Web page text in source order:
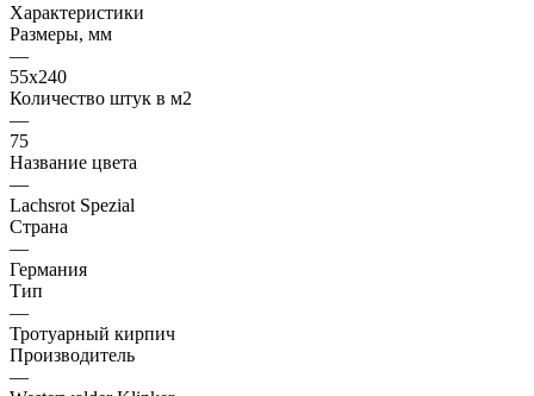
Характеристики
Размеры, мм
—
55x240
Количество штук в м2
—
75
Название цвета
—
Lachsrot Spezial
Страна
—
Германия
Тип
—
Тротуарный кирпич
Производитель
—